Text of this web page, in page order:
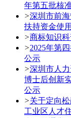
年第五批核
>深圳市前
扶持资金使
>商标知识
>2025年第
公示
>深圳市人
博士后创新
公示
>关于定向
工业区人才